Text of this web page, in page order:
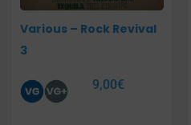
Various – Rock Revival
3
9,00€